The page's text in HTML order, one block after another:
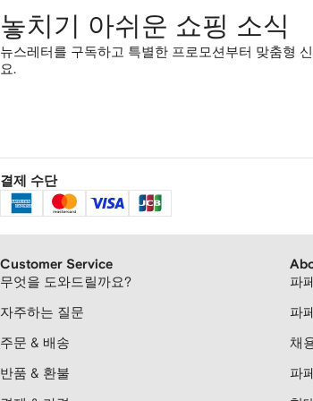
놓치기 아쉬운 쇼핑 소식
뉴스레터를 구독하고 특별한 프로모션부터 맞춤형
요.
결제 수단
Customer Service
무엇을 도와드릴까요?
자주하는 질문
주문 & 배송
반품 & 환불
파
파
채
파